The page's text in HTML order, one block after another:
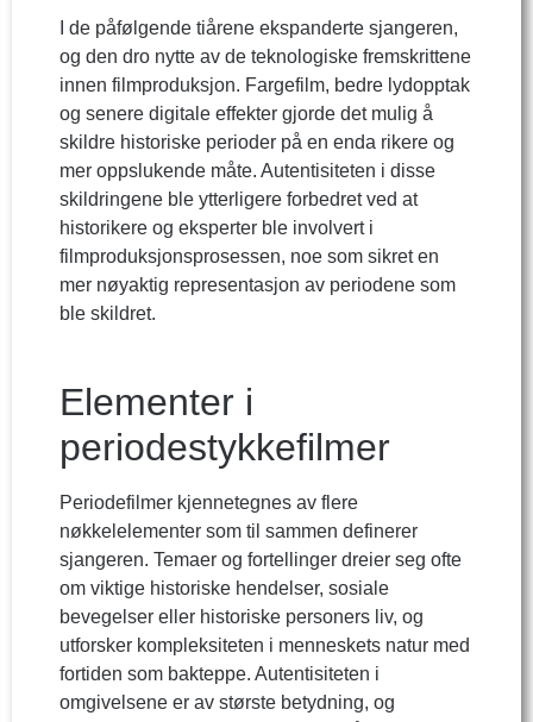
I de påfølgende tiårene ekspanderte sjangeren,
og den dro nytte av de teknologiske fremskrittene
innen filmproduksjon. Fargefilm, bedre lydopptak
og senere digitale effekter gjorde det mulig å
skildre historiske perioder på en enda rikere og
mer oppslukende måte. Autentisiteten i disse
skildringene ble ytterligere forbedret ved at
historikere og eksperter ble involvert i
filmproduksjonsprosessen, noe som sikret en
mer nøyaktig representasjon av periodene som
ble skildret.
Elementer i
periodestykkefilmer
Periodefilmer kjennetegnes av flere
nøkkelelementer som til sammen definerer
sjangeren. Temaer og fortellinger dreier seg ofte
om viktige historiske hendelser, sosiale
bevegelser eller historiske personers liv, og
utforsker kompleksiteten i menneskets natur med
fortiden som bakteppe. Autentisiteten i
omgivelsene er av største betydning, og